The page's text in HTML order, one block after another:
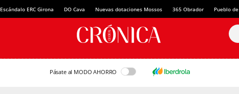
Escándalo ERC Girona DO Cava Nuevas dotaciones Mossos 365 Obrador Pueblo
Pásate al MODO AHORRO